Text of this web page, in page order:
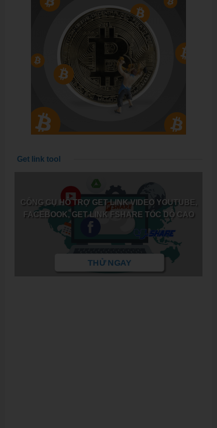
Get link tool
CÔNG CỤ HỖ TRỢ GET LINK VIDEO YOUTUBE,
FACEBOOK, GET LINK FSHARE TỐC DỘ CAO
THỬ NGAY